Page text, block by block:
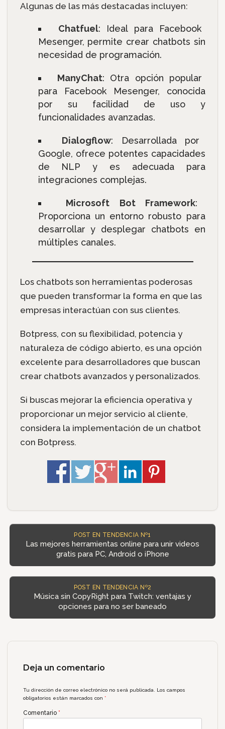
Algunas de las más destacadas incluyen:
Chatfuel: Ideal para Facebook
Mesenger, permite crear chatbots sin
necesidad de programación.
ManyChat: Otra opción popular
para Facebook Mesenger, conocida
por su facilidad de uso y
funcionalidades avanzadas.
Dialogflow: Desarrollada por
Google, ofrece potentes capacidades
de NLP y es adecuada para
integraciones complejas.
Microsoft Bot Framework:
Proporciona un entorno robusto para
desarrollar y desplegar chatbots en
múltiples canales.
Los chatbots son herramientas poderosas
que pueden transformar la forma en que las
empresas interactúan con sus clientes.
Botpress, con su flexibilidad, potencia y
naturaleza de código abierto, es una opción
excelente para desarrolladores que buscan
crear chatbots avanzados y personalizados.
Si buscas mejorar la eficiencia operativa y
proporcionar un mejor servicio al cliente,
considera la implementación de un chatbot
con Botpress.
POST EN TENDENCIA Nº1
Las mejores herramientas online para unir videos
gratis para PC, Android o iPhone
POST EN TENDENCIA Nº2
Música sin CopyRight para Twitch: ventajas y
opciones para no ser baneado
Deja un comentario
Tu dirección de correo electrónico no será publicada.
Los campos
obligatorios están marcados con*
Comentario *